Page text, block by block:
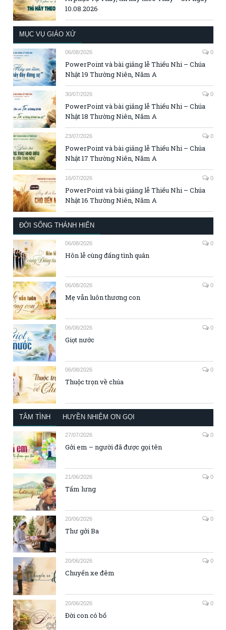
10.08.2026
MỤC VỤ GIÁO XỨ
06/08/2026 0
PowerPoint và bài giảng lễ Thiếu Nhi – Chúa
Nhật 19 Thường Niên, Năm A
30/07/2026 0
PowerPoint và bài giảng lễ Thiếu Nhi – Chúa
Nhật 18 Thường Niên, Năm A
23/07/2026 0
PowerPoint và bài giảng lễ Thiếu Nhi – Chúa
Nhật 17 Thường Niên, Năm A
16/07/2026 0
PowerPoint và bài giảng lễ Thiếu Nhi – Chúa
Nhật 16 Thường Niên, Năm A
ĐỜI SỐNG THÁNH HIẾN
06/08/2026 0
Hôn lễ cùng đấng tình quân
06/08/2026 0
Mẹ vẫn luôn thương con
06/08/2026 0
Giọt nước
06/08/2026 0
Thuộc trọn về chúa
TÂM TÌNH HUYỀN NHIỆM ƠN GỌI
27/07/2026 0
Gởi em – người đã được gọi tên
21/06/2026 0
Tấm lưng
20/06/2026 0
Thư gởi Ba
20/06/2026 0
Chuyến xe đêm
20/06/2026 0
Đời con có bố